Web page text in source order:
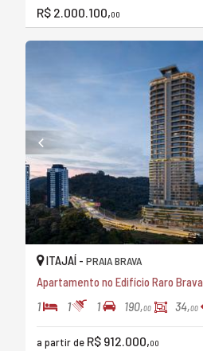
R$ 2.000.100,00
ITAJAÍ - PRAIA BRAVA
1 1 1 190,00 34,00
a partir de R$ 912.000,00